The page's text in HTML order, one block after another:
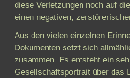
diese Verletzungen noch auf
einen negativen,
Aus den vielen einzelnen
Dokumenten setzt sich
zusammen. Es entsteht ein
Gesellschaftsportrait über das